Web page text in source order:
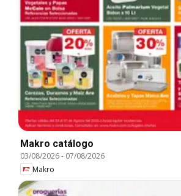
Makro catálogo
03/08/2026- 07/08/2026
Makro